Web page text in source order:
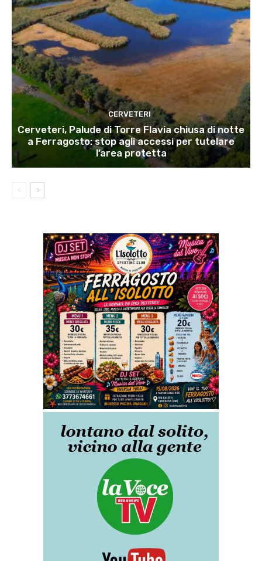
CERVETERI
Cerveteri, Palude di Torre Flavia chiusa di notte
a Ferragosto: stop agli accessi per tutelare
l’area protetta